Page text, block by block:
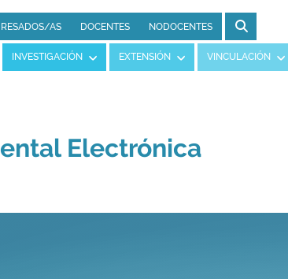
AS DOCENTES NODOCENTES
INVESTIGACIÓN EXTENSIÓN VINCULACIÓN
Electrónica